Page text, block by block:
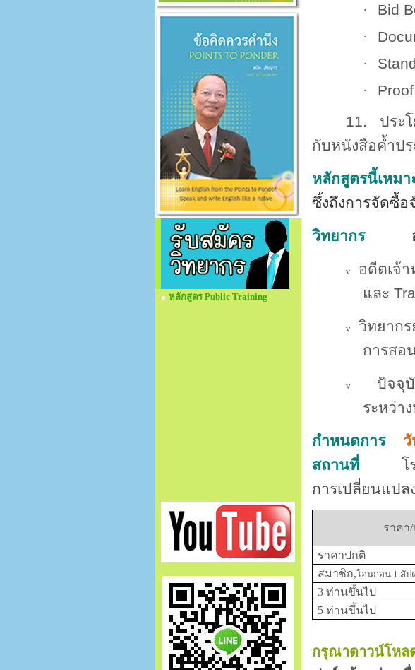
หลักสูตร Public Training
·
Bid
·
·
·
11. ประ
กับหนังสือค้ำป
หลักสูตรนี้เหมา
ซึ้งถึงการจัดซื้อ
วิทยากร
อา
v
อดีตเจ้
และ
v
วิทยาก
การสอ
v
ปัจจุ
ระหว่า
กำหนดการ
สถานที่
โ
การเปลี่ยนแปล
ราคา
ราคาปกติ
สมาชิก,โอนก่อน 1 สัป
3 ท่านขึ้นไป
5 ท่านขึ้นไป
กรุณาดาวน์โหล